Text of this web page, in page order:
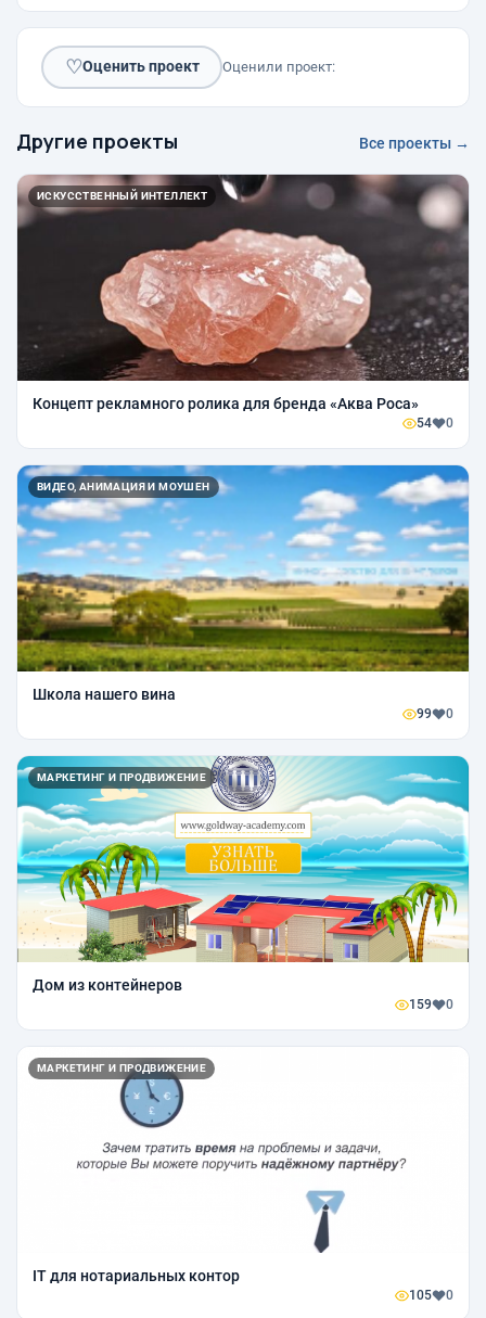
♡Оценить проект Оценили проект:
Другие проекты Все проекты →
ИСКУССТВЕННЫЙ ИНТЕЛЛЕКТ
Концепт рекламного ролика для бренда «Аква Роса»
54 0
ВИДЕО, АНИМАЦИЯ И МОУШЕН
Школа нашего вина
99 0
МАРКЕТИНГ И ПРОДВИЖЕНИЕ
Дом из контейнеров
159 0
МАРКЕТИНГ И ПРОДВИЖЕНИЕ
IT для нотариальных контор
105 0